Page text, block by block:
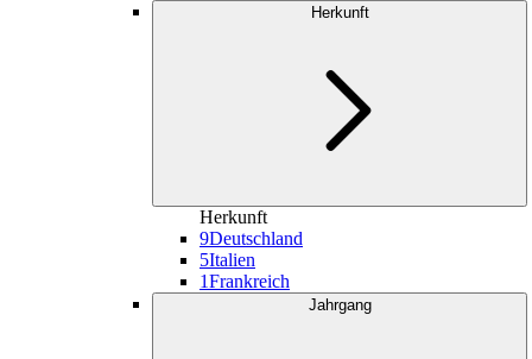
Herkunft
Herkunft
9Deutschland
5Italien
1Frankreich
Jahrgang